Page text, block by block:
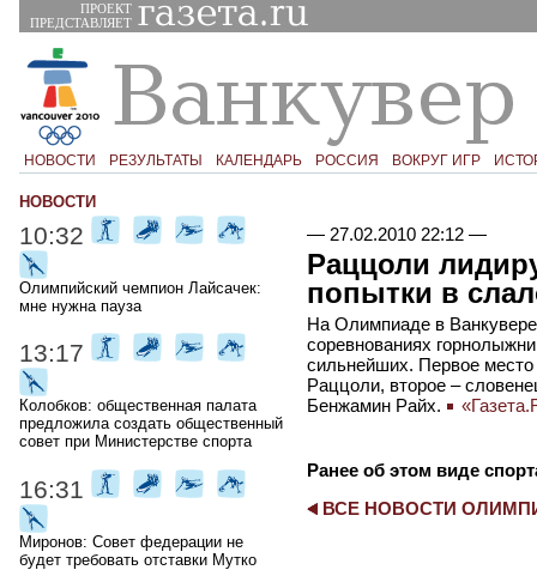
ПРОЕКТ
ПРЕДСТАВЛЯЕТ
НОВОСТИ РЕЗУЛЬТАТЫ КАЛЕНДАРЬ РОССИЯ ВОКРУГ ИГР
— 27.02.2010 22:12—
Раццоли
попытки в
На Олимпиаде в
соревнованиях
сильнейших. Первое
Раццоли, второе –
Бенжамин Райх.
Ранее об этом виде
ВСЕ НОВОСТИ
НОВОСТИ
10:32
Олимпийский чемпион Лайсачек:
мне нужна пауза
13:17
Колобков: общественная палата
предложила создать общественный
совет при Министерстве спорта
16:31
Миронов: Совет федерации не
будет требовать отставки Мутко